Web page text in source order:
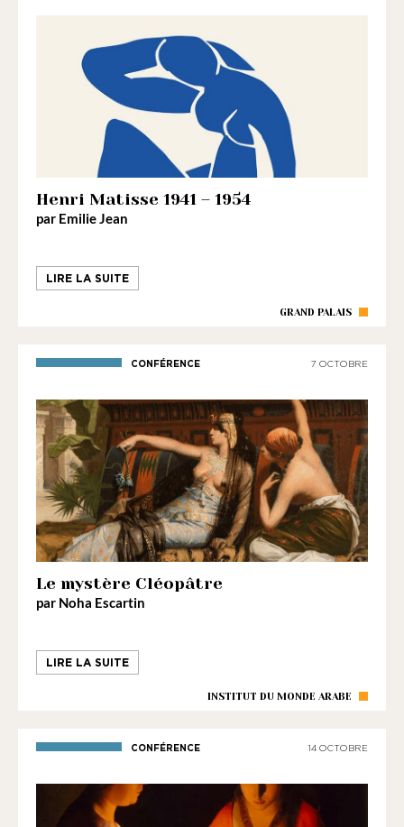
Henri Matisse 1941 – 1954
par Emilie Jean
LIRE LA SUITE
GRAND PALAIS
CONFÉRENCE 7 OCTOBRE
Le mystère Cléopâtre
par Noha Escartin
LIRE LA SUITE
INSTITUT DU MONDE ARABE
CONFÉRENCE 14 OCTOBRE